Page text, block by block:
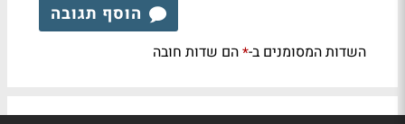
הוסף תגובה
השדות המסומנים ב-*הם שדות חובה